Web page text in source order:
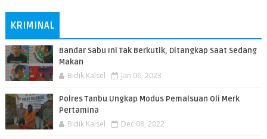
KRIMINAL
Bandar Sabu Ini Tak Berkutik, Ditangkap Saat Sedang
Makan
Bidik Kalsel Jan 06, 2023
Polres Tanbu Ungkap Modus Pemalsuan Oli Merk
Pertamina
Bidik Kalsel Dec 08, 2022